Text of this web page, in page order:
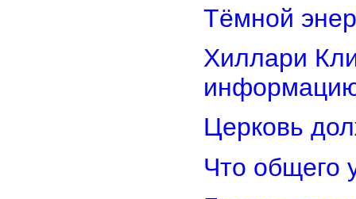
Тёмной
Хиллари
Церковь
Что общего